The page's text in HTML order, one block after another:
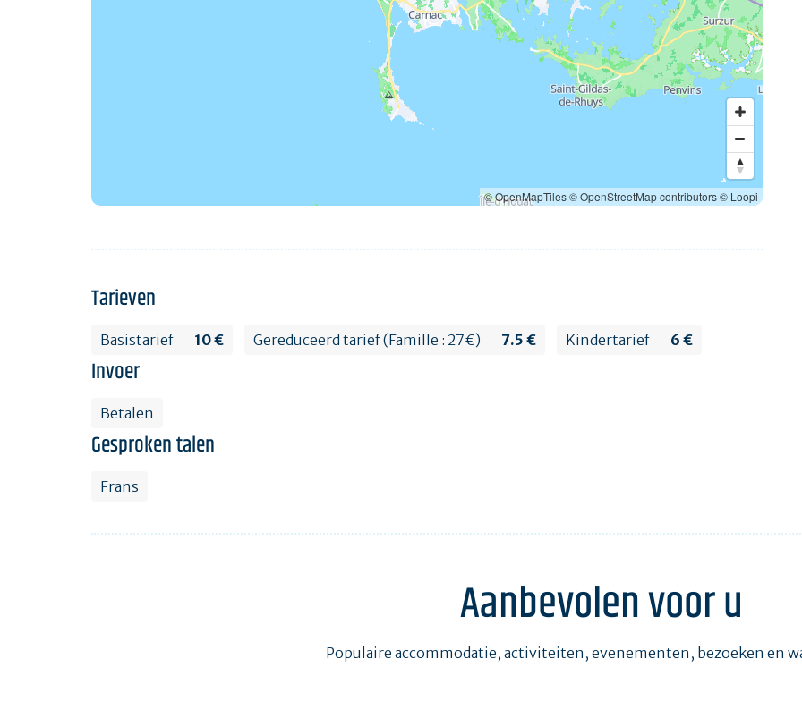
© OpenMapTiles© OpenStreetMap contributors© Loopi
Tarieven
Basistarief 10 € Gereduceerd tarief (Famille : 27€) 7.5 € Kindertarief 6 €
Invoer
Betalen
Gesproken talen
Frans
Aanbevolen voor u
Populaire accommodatie, activiteiten, evenementen, bezoeken en